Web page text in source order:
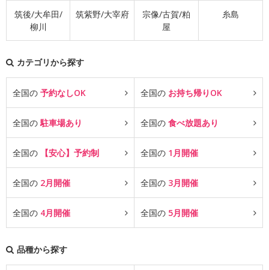
筑後/大牟田/
柳川
筑紫野/大宰府
宗像/古賀/粕
屋
糸島
カテゴリから探す
全国の 予約なしOK 全国の お持ち帰りOK
全国の駐車場あり 全国の 食べ放題あり
全国の 【安心】予約制 全国の 1月開催
全国の 2月開催 全国の 3月開催
全国の 4月開催 全国の 5月開催
品種から探す